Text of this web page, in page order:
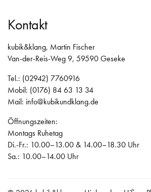
Kontakt
kubik&klang, Martin Fischer
Van-der-Reis-Weg 9, 59590 Geseke
Tel.: (02942) 7760916
Mobil: (0176) 84 63 13 34
Mail: info@kubikundklang.de
Öffnungszeiten:
Montags Ruhetag
Di.-Fr.: 10.00–13.00 & 14.00–18.30 Uhr
Sa.: 10.00–14.00 Uhr